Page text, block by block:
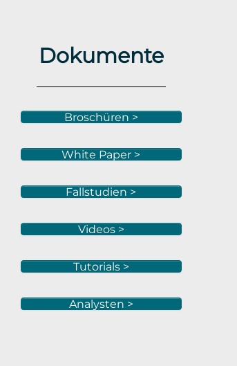
Dokumente
Broschüren >
White Paper >
Fallstudien >
Videos >
Tutorials >
Analysten >